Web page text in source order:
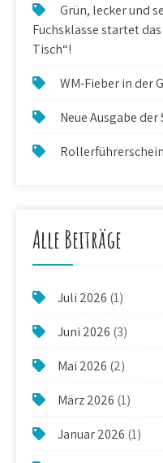
Grün, lecker und
Fuchsklasse startet
Tisch“!
WM-Fieber in der
Neue Ausgabe
Rollerführerschein
Alle Beiträge
Juli 2026 (1)
Juni 2026 (3)
Mai 2026 (2)
März 2026 (1)
Januar 2026 (1)